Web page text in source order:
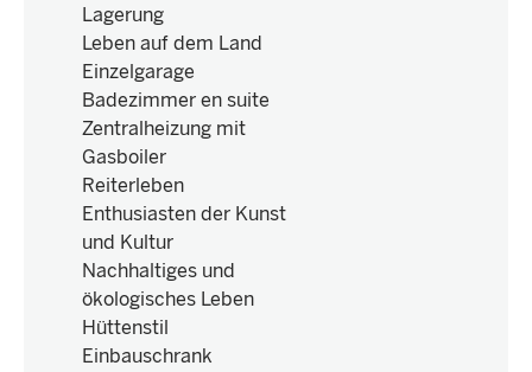
Lagerung
Leben auf dem Land
Einzelgarage
Badezimmer en suite
Zentralheizung mit
Gasboiler
Reiterleben
Enthusiasten der Kunst
und Kultur
Nachhaltiges und
ökologisches Leben
Hüttenstil
Einbauschrank